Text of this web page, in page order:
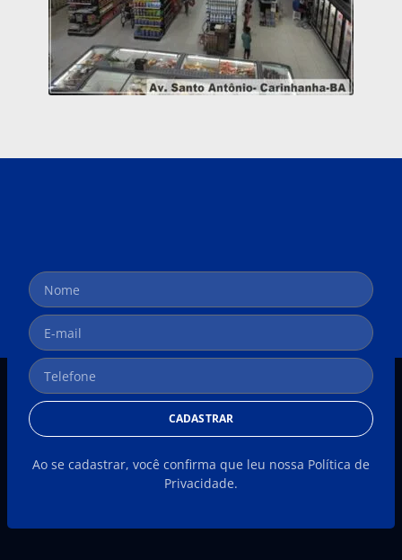
CADASTRAR
Ao se cadastrar, você confirma que leu nossa Política de
Privacidade.